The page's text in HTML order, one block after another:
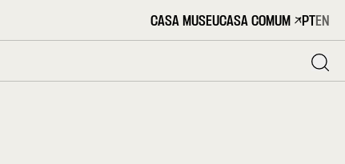
CASA MUSEUCASA COMUM PTEN